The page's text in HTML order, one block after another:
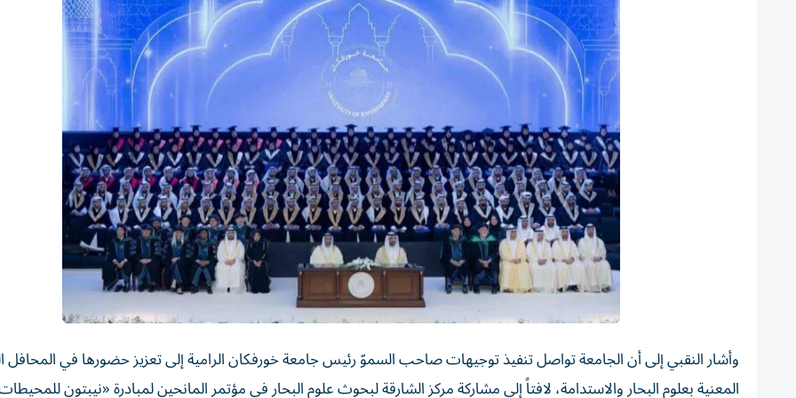
وأشار النقبي إلى أن الجامعة تواصل تنفيذ توجيهات صاحب السموّ رئيس جامعة خورفكان الرامية إلى تعزيز حضورها في المحافل
المعنية بعلوم البحار والاستدامة، لافتاً إلى مشاركة مركز الشارقة لبحوث علوم البحار في مؤتمر المانحين لمبادرة «نيبتون